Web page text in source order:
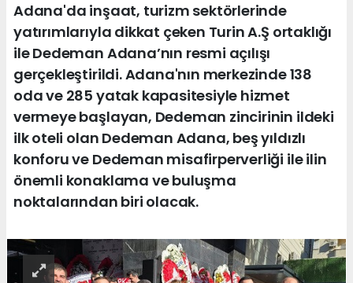
Adana'da inşaat, turizm sektörlerinde
yatırımlarıyla dikkat çeken Turin A.Ş ortaklığı
ile Dedeman Adana’nın resmi açılışı
gerçekleştirildi. Adana'nın merkezinde 138
oda ve 285 yatak kapasitesiyle hizmet
vermeye başlayan, Dedeman zincirinin ildeki
ilk oteli olan Dedeman Adana, beş yıldızlı
konforu ve Dedeman misafirperverliği ile ilin
önemli konaklama ve buluşma
noktalarından biri olacak.